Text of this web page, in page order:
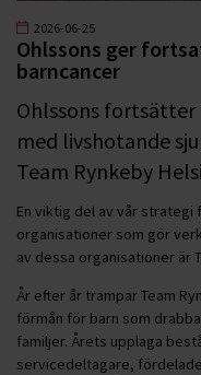
2026-06-25
Ohlssons ger
barncancer
Ohlssons
med livshotande
Team Rynkeby
En viktig del av vår
organisationer som gör
av dessa organisationer är
År efter år trampar Team
förmån för barn som
familjer. Årets upplaga
servicedeltagare,